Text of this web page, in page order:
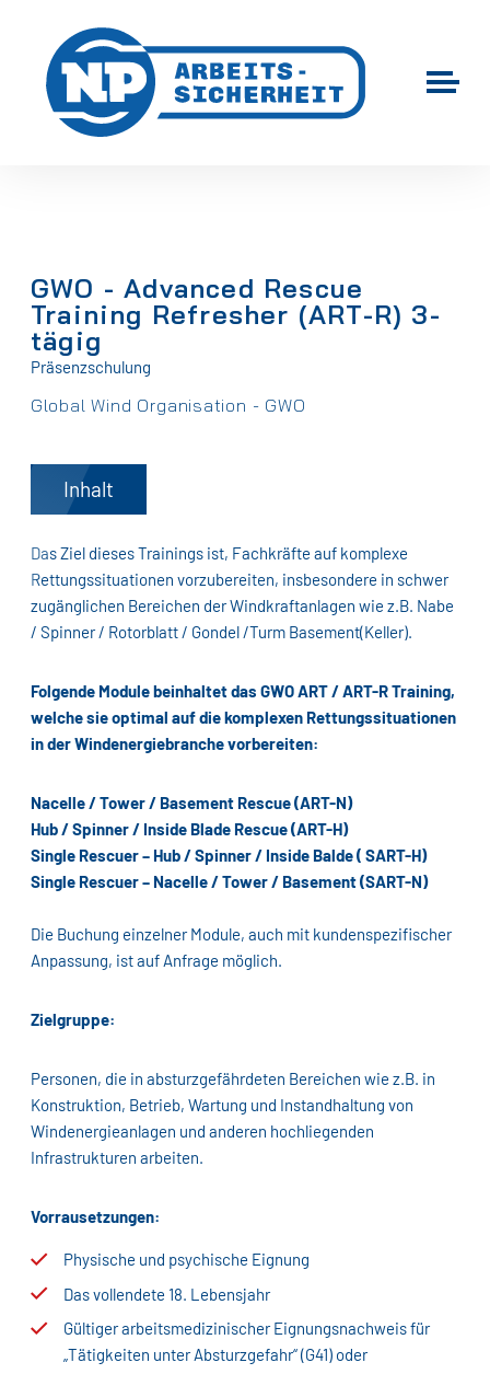
GWO - Advanced Rescue
Training Refresher (ART-R) 3-
tägig
Präsenzschulung
Global Wind Organisation - GWO
Inhalt
Das Ziel dieses Trainings ist, Fachkräfte auf komplexe
Rettungssituationen vorzubereiten, insbesondere in schwer
zugänglichen Bereichen der Windkraftanlagen wie z.B. Nabe
/ Spinner / Rotorblatt / Gondel /Turm Basement(Keller).
Folgende Module beinhaltet das GWO ART / ART-R Training,
welche sie optimal auf die komplexen Rettungssituationen
in der Windenergiebranche vorbereiten:
Nacelle / Tower / Basement Rescue (ART-N)
Hub / Spinner / Inside Blade Rescue (ART-H)
Single Rescuer – Hub / Spinner / Inside Balde ( SART-H)
Single Rescuer – Nacelle / Tower / Basement (SART-N)
Die Buchung einzelner Module, auch mit kundenspezifischer
Anpassung, ist auf Anfrage möglich.
Zielgruppe:
Personen, die in absturzgefährdeten Bereichen wie z.B. in
Konstruktion, Betrieb, Wartung und Instandhaltung von
Windenergieanlagen und anderen hochliegenden
Infrastrukturen arbeiten.
Vorrausetzungen:
Physische und psychische Eignung
Das vollendete 18. Lebensjahr
Gültiger arbeitsmedizinischer Eignungsnachweis für
„Tätigkeiten unter Absturzgefahr“ (G41) oder